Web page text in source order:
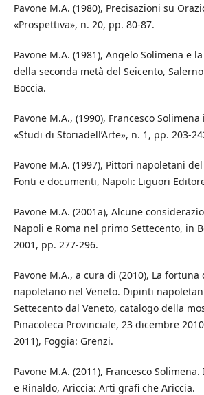
Pavone M.A. (1980), Precisazioni su
«Prospettiva», n. 20, pp. 80-87.
Pavone M.A. (1981), Angelo Solimena e
della seconda metà del Seicento,
Boccia.
Pavone M.A., (1990), Francesco
«Studi di Storiadell’Arte», n. 1, pp. 203-
Pavone M.A. (1997), Pittori napoletani
Fonti e documenti, Napoli: Liguori
Pavone M.A. (2001a), Alcune
Napoli e Roma nel primo Settecento, in
2001, pp. 277-296.
Pavone M.A., a cura di (2010), La fortuna
napoletano nel Veneto. Dipinti
Settecento dal Veneto, catalogo della
Pinacoteca Provinciale, 23 dicembre
2011), Foggia: Grenzi.
Pavone M.A. (2011), Francesco
e Rinaldo, Ariccia: Arti grafi che Ariccia.